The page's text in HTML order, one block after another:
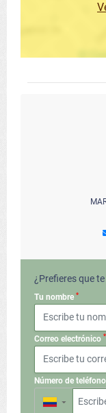
¿Prefieres que
Tu nombre *
Correo electrónico *
Número de teléfono
▼